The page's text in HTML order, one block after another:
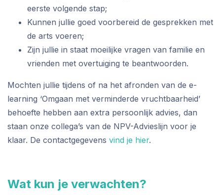
eerste volgende stap;
Kunnen jullie goed voorbereid de gesprekken met
de arts voeren;
Zijn jullie in staat moeilijke vragen van familie en
vrienden met overtuiging te beantwoorden.
Mochten jullie tijdens of na het afronden van de e-
learning ‘Omgaan met verminderde vruchtbaarheid’
behoefte hebben aan extra persoonlijk advies, dan
staan onze collega’s van de NPV-Advieslijn voor je
klaar. De contactgegevens vind je hier.
Wat kun je verwachten?